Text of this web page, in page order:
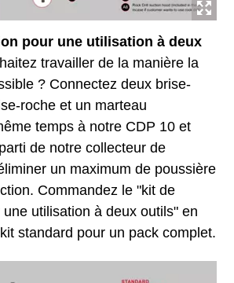
pour une utilisation à deux
travailler de la manière la
? Connectez deux brise-
roche et un marteau
temps à notre CDP 10 et
de notre collecteur de
un maximum de poussière
Commandez le "kit de
utilisation à deux outils" en
standard pour un pack complet.